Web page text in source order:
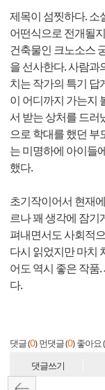
제목이 섬찟하다. 소
어떤식으로 전개될
건축물인 크노소스
을 선사한다. 사람과
치는 작가의 특기 답
이 어디까지 가는지
서 받는 상처를 드러
으로 학대를 했던 부
는 미명하에 아이들
했다.
초기작이어서 현재
르나 꽤 생각에 잠기
펴내면서도 사회적
다시 읽었지만 마치
어도 역시 좋은 작품
다.
댓글 (0) 먼댓글 (0) 좋아요 (
댓글쓰기